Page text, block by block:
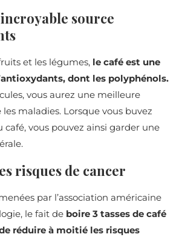
source
et les légumes, le café est une
dont les polyphénols.
vous aurez une meilleure
maladies. Lorsque vous buvez
vous pouvez ainsi garder une
risques de cancer
par l’association américaine
le fait de boire 3 tasses de café
réduire à moitié les risques